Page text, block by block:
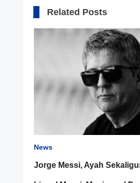
Related Posts
News
Jorge Messi, Ayah